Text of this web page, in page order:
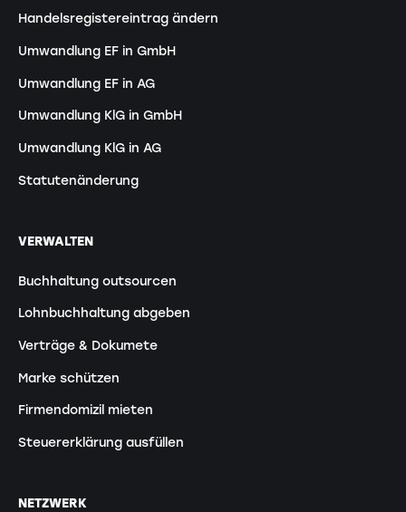
Handelsregistereintrag ändern
Umwandlung EF in GmbH
Umwandlung EF in AG
Umwandlung KlG in GmbH
Umwandlung KlG in AG
Statutenänderung
VERWALTEN
Buchhaltung outsourcen
Lohnbuchhaltung abgeben
Verträge & Dokumete
Marke schützen
Firmendomizil mieten
Steuererklärung ausfüllen
NETZWERK